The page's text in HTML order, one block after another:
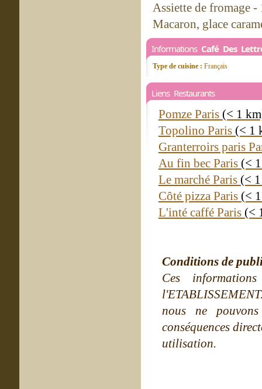
Assiette de fromage -
Macaron, glace
Informations Café Des
Type de cuisine : Français
Liens Restaurants
Pomze Paris (< 1
Topolino Paris (< 1
Granterroirs paris
Au fin bec Paris (<
Le marché Paris (<
Côté pizza Paris (<
L'inté caffé Paris (<
Conditions de
Ces
nous ne
conséquences
utilisation.